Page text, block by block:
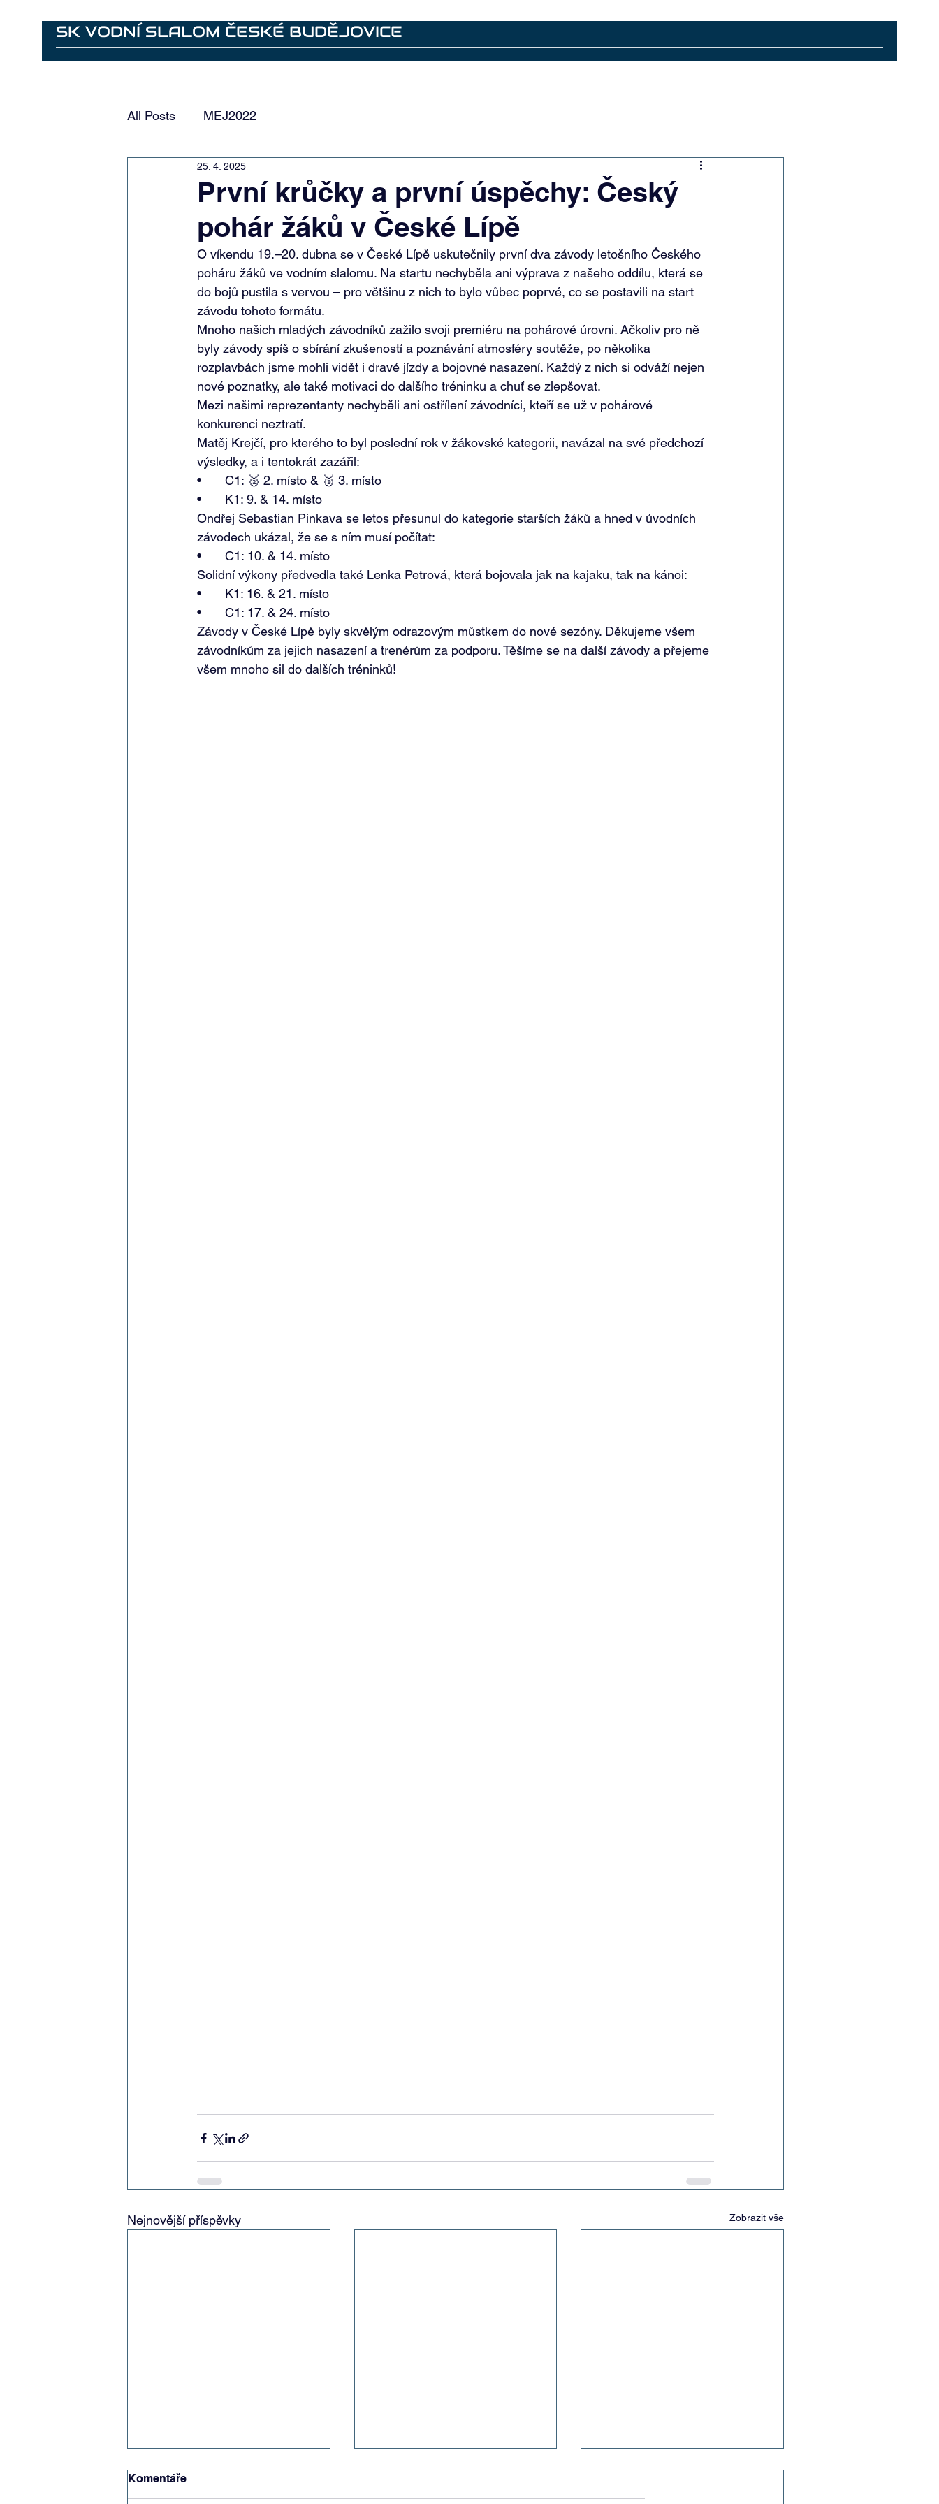
SK VODNÍ SLALOM ČESKÉ BUDĚJOVICE
All Posts MEJ2022
První krůčky a první úspěchy: Český
pohár žáků v České Lípě
25. 4. 2025
O víkendu 19.–20. dubna se v České Lípě uskutečnily první dva závody letošního Českého
poháru žáků ve vodním slalomu. Na startu nechyběla ani výprava z našeho oddílu, která se
do bojů pustila s vervou – pro většinu z nich to bylo vůbec poprvé, co se postavili na start
závodu tohoto formátu.
Mnoho našich mladých závodníků zažilo svoji premiéru na pohárové úrovni. Ačkoliv pro ně
byly závody spíš o sbírání zkušeností a poznávání atmosféry soutěže, po několika
rozplavbách jsme mohli vidět i dravé jízdy a bojovné nasazení. Každý z nich si odváží nejen
nové poznatky, ale také motivaci do dalšího tréninku a chuť se zlepšovat.
Mezi našimi reprezentanty nechyběli ani ostřílení závodníci, kteří se už v pohárové
konkurenci neztratí.
Matěj Krejčí, pro kterého to byl poslední rok v žákovské kategorii, navázal na své předchozí
výsledky, a i tentokrát zazářil:
•	C1: 🥈 2. místo & 🥉 3. místo
•	K1: 9. & 14. místo
Ondřej Sebastian Pinkava se letos přesunul do kategorie starších žáků a hned v úvodních
závodech ukázal, že se s ním musí počítat:
•	C1: 10. & 14. místo
Solidní výkony předvedla také Lenka Petrová, která bojovala jak na kajaku, tak na kánoi:
•	K1: 16. & 21. místo
•	C1: 17. & 24. místo
Závody v České Lípě byly skvělým odrazovým můstkem do nové sezóny. Děkujeme všem
závodníkům za jejich nasazení a trenérům za podporu. Těšíme se na další závody a přejeme
všem mnoho sil do dalších tréninků!
Nejnovější příspěvky Zobrazit vše
Komentáře